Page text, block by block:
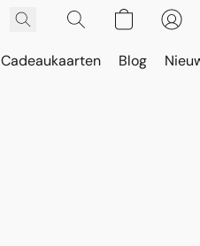
Cadeaukaarten Blog